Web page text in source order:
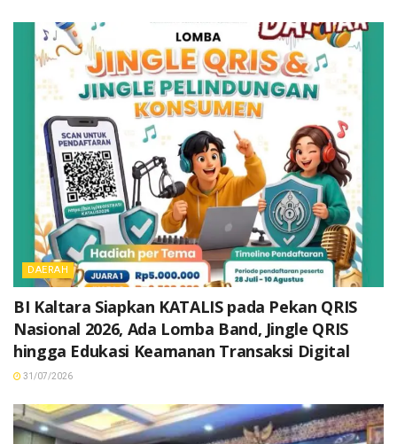
DAERAH
BI Kaltara Siapkan KATALIS pada Pekan QRIS
Nasional 2026, Ada Lomba Band, Jingle QRIS
hingga Edukasi Keamanan Transaksi Digital
31/07/2026